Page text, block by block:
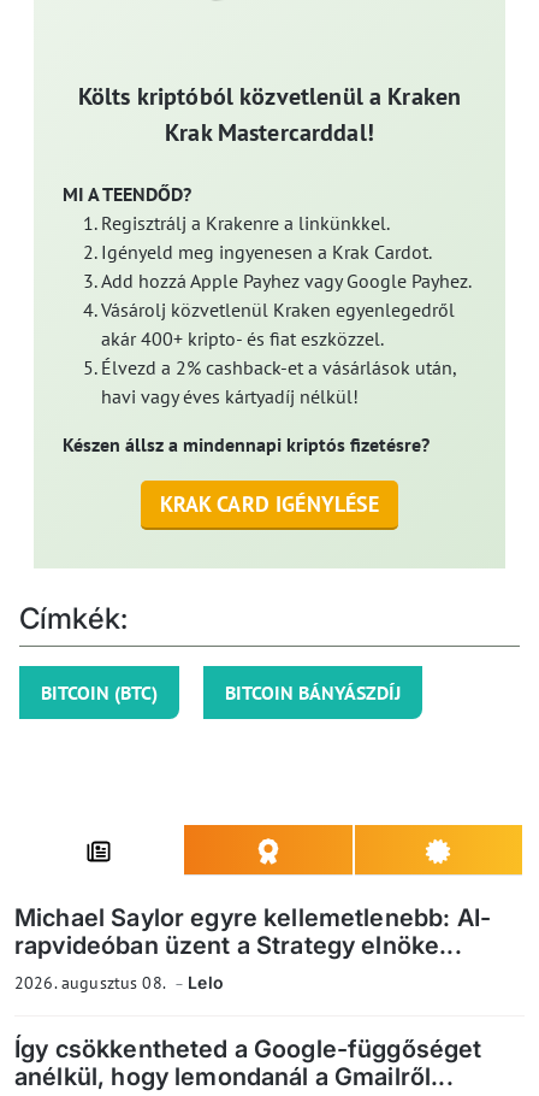
Költs kriptóból közvetlenül a Kraken
Krak Mastercarddal!
MI A TEENDŐD?
Regisztrálj a Krakenre a linkünkkel.
Igényeld meg ingyenesen a Krak Cardot.
Add hozzá Apple Payhez vagy Google Payhez.
Vásárolj közvetlenül Kraken egyenlegedről
akár 400+ kripto- és fiat eszközzel.
Élvezd a 2% cashback-et a vásárlások után,
havi vagy éves kártyadíj nélkül!
Készen állsz a mindennapi kriptós fizetésre?
KRAK CARD IGÉNYLÉSE
Címkék:
BITCOIN (BTC) BITCOIN BÁNYÁSZDÍJ
Michael Saylor egyre kellemetlenebb: AI-
rapvideóban üzent a Strategy elnöke...
2026. augusztus 08. Lelo
Így csökkentheted a Google-függőséget
anélkül, hogy lemondanál a Gmailről...